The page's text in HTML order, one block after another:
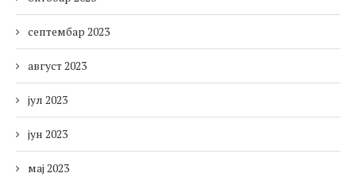
септембар 2023
август 2023
јул 2023
јун 2023
мај 2023